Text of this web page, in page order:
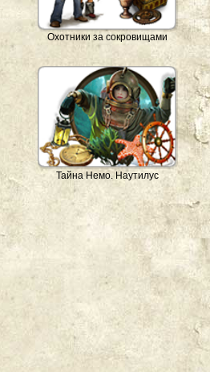
Охотники за сокровищами
Тайна Немо. Наутилус